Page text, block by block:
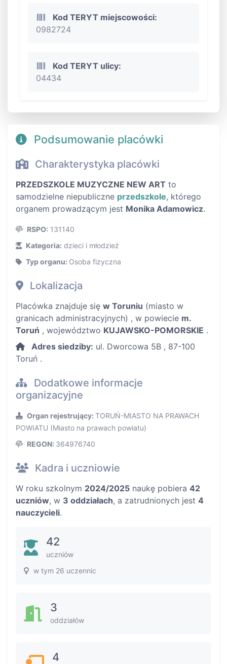
Kod TERYT miejscowości:
0982724
Kod TERYT ulicy:
04434
Podsumowanie placówki
Charakterystyka placówki
PRZEDSZKOLE MUZYCZNE NEW ART to
samodzielne niepubliczne przedszkole, którego
organem prowadzącym jest Monika Adamowicz.
RSPO: 131140
Kategoria: dzieci i młodzież
Typ organu: Osoba fizyczna
Lokalizacja
Placówka znajduje się w Toruniu (miasto w
granicach administracyjnych) , w powiecie m.
Toruń , województwo KUJAWSKO-POMORSKIE .
Adres siedziby: ul. Dworcowa 5B , 87-100
Toruń .
Dodatkowe informacje
organizacyjne
Organ rejestrujący: TORUŃ-MIASTO NA PRAWACH
POWIATU (Miasto na prawach powiatu)
REGON: 364976740
Kadra i uczniowie
W roku szkolnym 2024/2025 naukę pobiera 42
uczniów, w 3 oddziałach, a zatrudnionych jest 4
nauczycieli.
42
uczniów
w tym 26 uczennic
3
oddziałów
4